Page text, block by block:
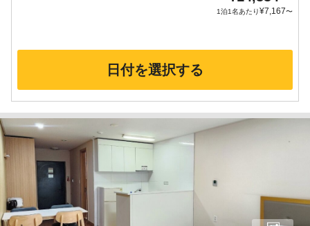
1泊1名あたり¥7,167〜
日付を選択する